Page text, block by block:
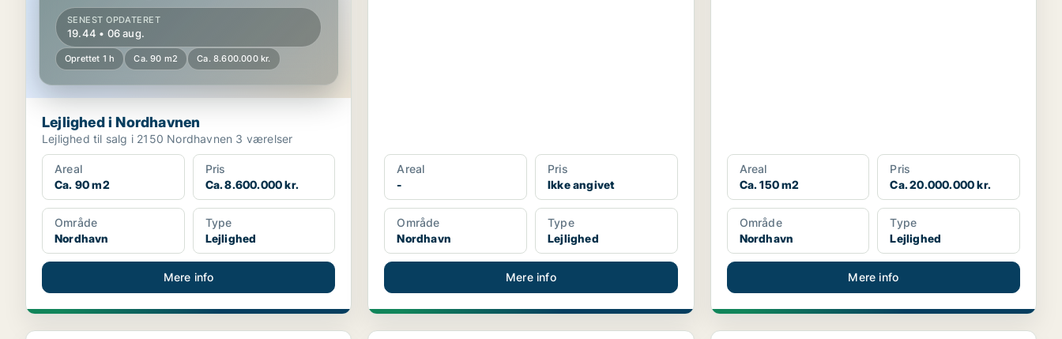
SENEST OPDATERET
19.44 • 06 aug.
Oprettet 1 h Ca. 90 m2 Ca. 8.600.000 kr.
Lejlighed i Nordhavnen
Lejlighed til salg i 2150 Nordhavnen 3 værelser
Areal
Ca. 90 m2
Pris
Ca. 8.600.000 kr.
Område
Nordhavn
Type
Lejlighed
Mere info
Areal
-
Pris
Ikke angivet
Område
Nordhavn
Type
Lejlighed
Mere info
Areal
Ca. 150 m2
Pris
Ca. 20.000.000 kr.
Område
Nordhavn
Type
Lejlighed
Mere info